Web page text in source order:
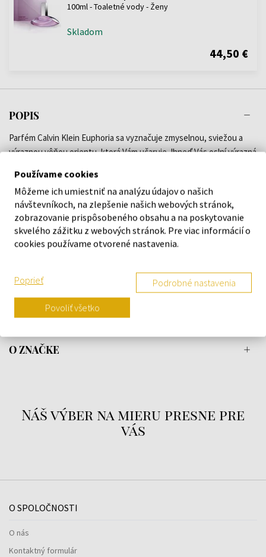
100ml - Toaletné vody - Ženy
Skladom
44,50 €
POPIS
Parfém Calvin Klein Euphoria sa vyznačuje zmyselnou, sviežou a
výraznou vôňou orientu, ktorá Vám učaruje. Ihneď Vás oslní výrazná
svieža. Parfém Calvin Klein Vás dostane do úplnej eufórie, nielen
exotickým ovocím, ale aj zvodnými kvetmi čiernej orchidey a
lotosového kvetu. Výrazná orientálna vôňa prebúdza vášeň,
energiu a dodáva sebaistotu. Sebaistotu podloženú smotanovým
akordom, jantárom a vôňou mahagónového dreva. Očarujúci a
nezameniteľný tvar flakónu sa spája s vôňou. Je navrhnutý podľa
každodenné použitie, ale aj pre slávnostné príležitosti.
DETAILY
O ZNAČKE
Náš výber na mieru presne pre
vás
O SPOLOČNOSTI
O nás
Kontaktný formulár
Používame cookies
Môžeme ich umiestniť na analýzu údajov o našich
návštevníkoch, na zlepšenie našich webových stránok,
zobrazovanie prispôsobeného obsahu a na poskytovanie
skvelého zážitku z webových stránok. Pre viac informácií o
cookies používame otvorené nastavenia.
Poprieť Podrobné nastavenia
Povoliť všetko